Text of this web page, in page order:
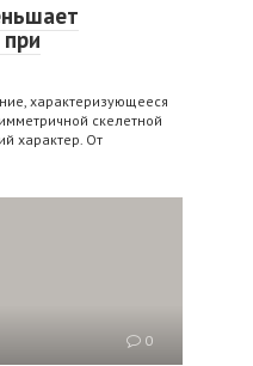
характеризующееся
скелетной
характер. От
0